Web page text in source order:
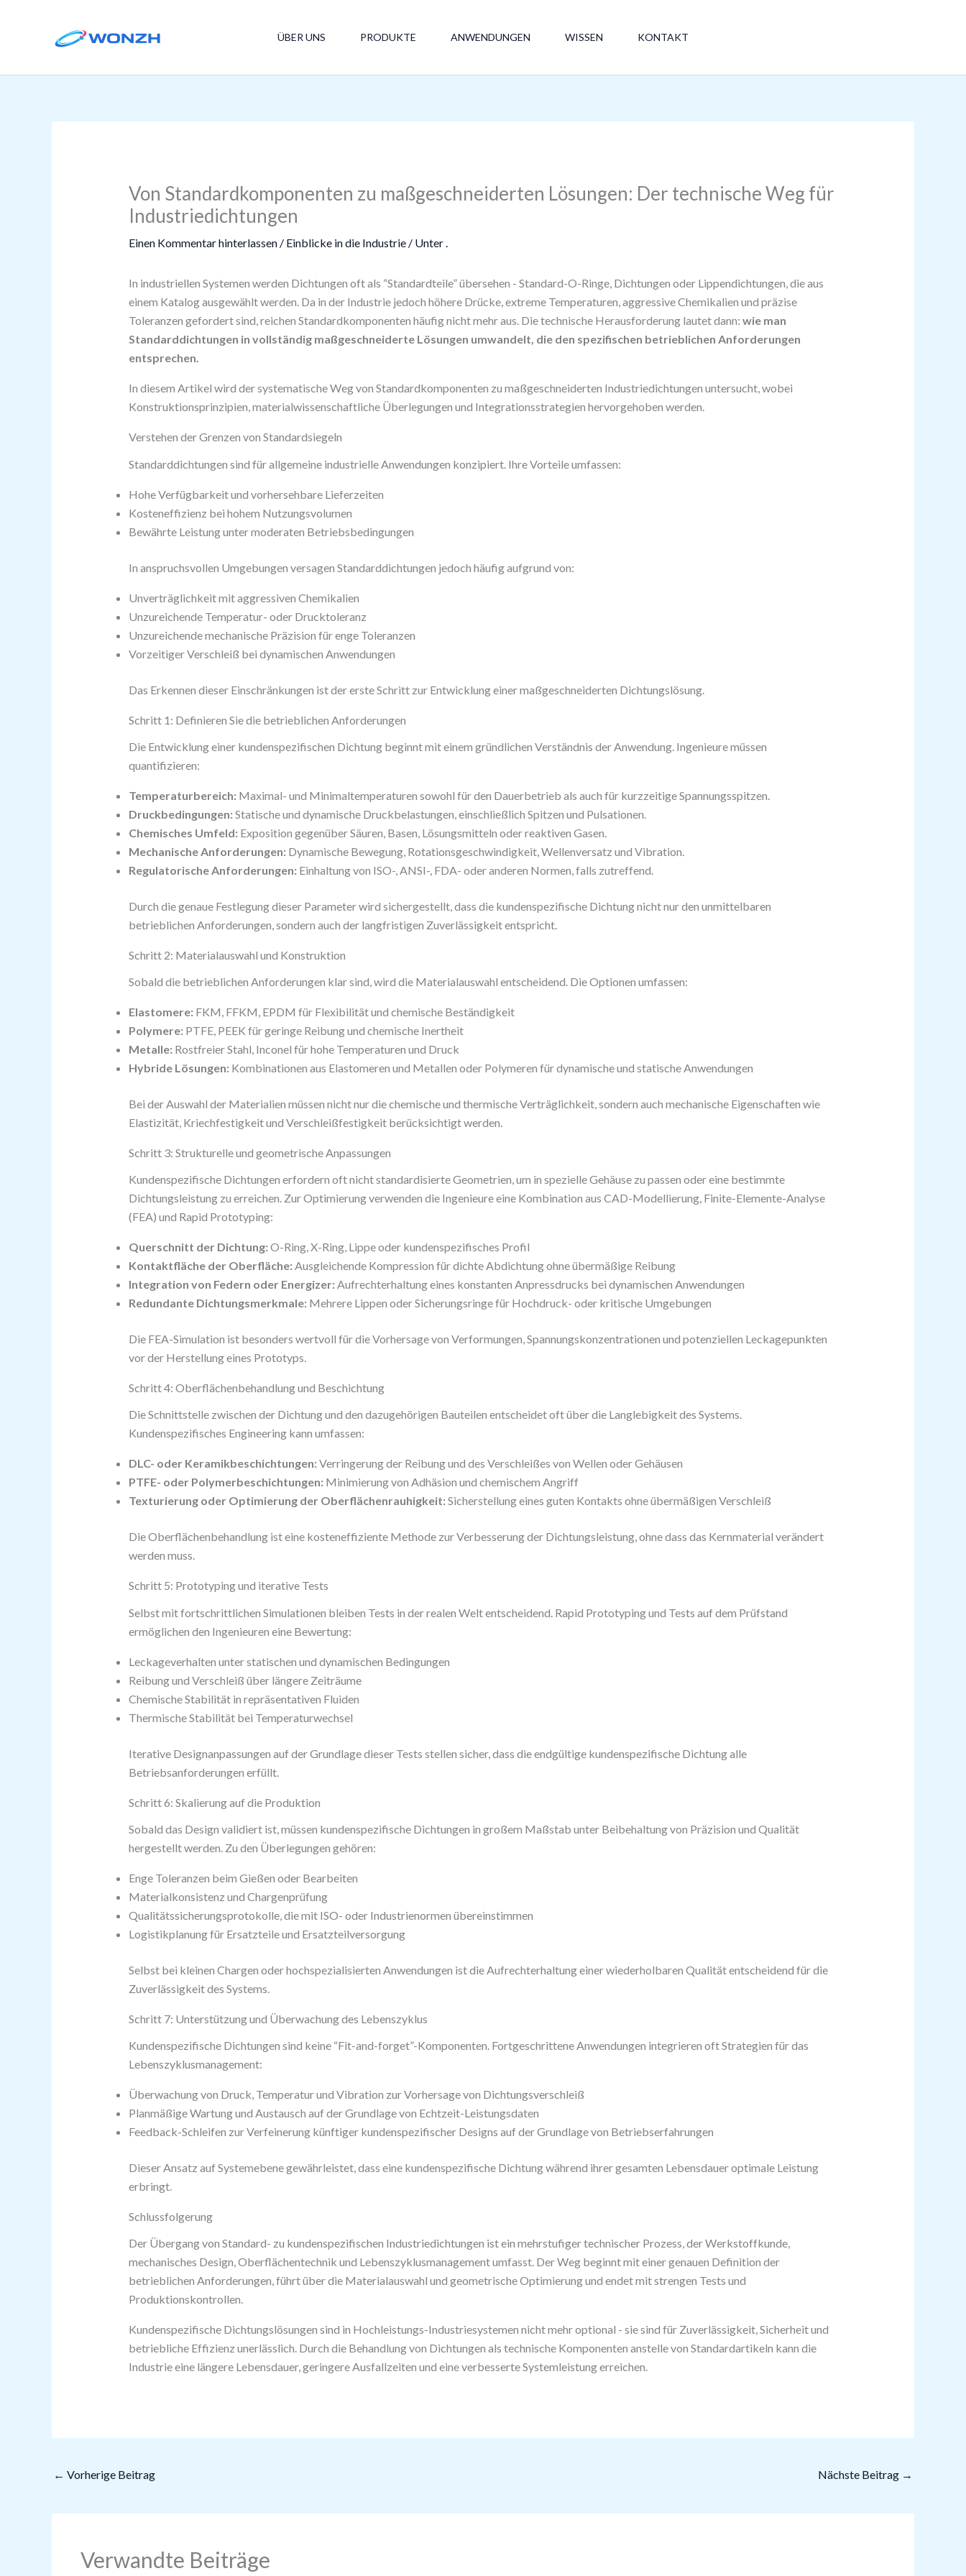
ÜBER UNS PRODUKTE ANWENDUNGEN WISSEN KONTAKT
Von Standardkomponenten zu maßgeschneiderten Lösungen: Der technische Weg für
Industriedichtungen
Einen Kommentar hinterlassen / Einblicke in die Industrie/ Unter.
In industriellen Systemen werden Dichtungen oft als “Standardteile” übersehen - Standard-O-Ringe, Dichtungen oder Lippendichtungen, die aus
einem Katalog ausgewählt werden. Da in der Industrie jedoch höhere Drücke, extreme Temperaturen, aggressive Chemikalien und präzise
Toleranzen gefordert sind, reichen Standardkomponenten häufig nicht mehr aus. Die technische Herausforderung lautet dann: wie man
Standarddichtungen in vollständig maßgeschneiderte Lösungen umwandelt, die den spezifischen betrieblichen Anforderungen
entsprechen.
In diesem Artikel wird der systematische Weg von Standardkomponenten zu maßgeschneiderten Industriedichtungen untersucht, wobei
Konstruktionsprinzipien, materialwissenschaftliche Überlegungen und Integrationsstrategien hervorgehoben werden.
Verstehen der Grenzen von Standardsiegeln
Standarddichtungen sind für allgemeine industrielle Anwendungen konzipiert. Ihre Vorteile umfassen:
Hohe Verfügbarkeit und vorhersehbare Lieferzeiten
Kosteneffizienz bei hohem Nutzungsvolumen
Bewährte Leistung unter moderaten Betriebsbedingungen
In anspruchsvollen Umgebungen versagen Standarddichtungen jedoch häufig aufgrund von:
Unverträglichkeit mit aggressiven Chemikalien
Unzureichende Temperatur- oder Drucktoleranz
Unzureichende mechanische Präzision für enge Toleranzen
Vorzeitiger Verschleiß bei dynamischen Anwendungen
Das Erkennen dieser Einschränkungen ist der erste Schritt zur Entwicklung einer maßgeschneiderten Dichtungslösung.
Schritt 1: Definieren Sie die betrieblichen Anforderungen
Die Entwicklung einer kundenspezifischen Dichtung beginnt mit einem gründlichen Verständnis der Anwendung. Ingenieure müssen
quantifizieren:
Temperaturbereich: Maximal- und Minimaltemperaturen sowohl für den Dauerbetrieb als auch für kurzzeitige Spannungsspitzen.
Druckbedingungen: Statische und dynamische Druckbelastungen, einschließlich Spitzen und Pulsationen.
Chemisches Umfeld: Exposition gegenüber Säuren, Basen, Lösungsmitteln oder reaktiven Gasen.
Mechanische Anforderungen: Dynamische Bewegung, Rotationsgeschwindigkeit, Wellenversatz und Vibration.
Regulatorische Anforderungen: Einhaltung von ISO-, ANSI-, FDA- oder anderen Normen, falls zutreffend.
Durch die genaue Festlegung dieser Parameter wird sichergestellt, dass die kundenspezifische Dichtung nicht nur den unmittelbaren
betrieblichen Anforderungen, sondern auch der langfristigen Zuverlässigkeit entspricht.
Schritt 2: Materialauswahl und Konstruktion
Sobald die betrieblichen Anforderungen klar sind, wird die Materialauswahl entscheidend. Die Optionen umfassen:
Elastomere: FKM, FFKM, EPDM für Flexibilität und chemische Beständigkeit
Polymere: PTFE, PEEK für geringe Reibung und chemische Inertheit
Metalle: Rostfreier Stahl, Inconel für hohe Temperaturen und Druck
Hybride Lösungen: Kombinationen aus Elastomeren und Metallen oder Polymeren für dynamische und statische Anwendungen
Bei der Auswahl der Materialien müssen nicht nur die chemische und thermische Verträglichkeit, sondern auch mechanische Eigenschaften wie
Elastizität, Kriechfestigkeit und Verschleißfestigkeit berücksichtigt werden.
Schritt 3: Strukturelle und geometrische Anpassungen
Kundenspezifische Dichtungen erfordern oft nicht standardisierte Geometrien, um in spezielle Gehäuse zu passen oder eine bestimmte
Dichtungsleistung zu erreichen. Zur Optimierung verwenden die Ingenieure eine Kombination aus CAD-Modellierung, Finite-Elemente-Analyse
(FEA) und Rapid Prototyping:
Querschnitt der Dichtung: O-Ring, X-Ring, Lippe oder kundenspezifisches Profil
Kontaktfläche der Oberfläche: Ausgleichende Kompression für dichte Abdichtung ohne übermäßige Reibung
Integration von Federn oder Energizer: Aufrechterhaltung eines konstanten Anpressdrucks bei dynamischen Anwendungen
Redundante Dichtungsmerkmale: Mehrere Lippen oder Sicherungsringe für Hochdruck- oder kritische Umgebungen
Die FEA-Simulation ist besonders wertvoll für die Vorhersage von Verformungen, Spannungskonzentrationen und potenziellen Leckagepunkten
vor der Herstellung eines Prototyps.
Schritt 4: Oberflächenbehandlung und Beschichtung
Die Schnittstelle zwischen der Dichtung und den dazugehörigen Bauteilen entscheidet oft über die Langlebigkeit des Systems.
Kundenspezifisches Engineering kann umfassen:
DLC- oder Keramikbeschichtungen: Verringerung der Reibung und des Verschleißes von Wellen oder Gehäusen
PTFE- oder Polymerbeschichtungen: Minimierung von Adhäsion und chemischem Angriff
Texturierung oder Optimierung der Oberflächenrauhigkeit: Sicherstellung eines guten Kontakts ohne übermäßigen Verschleiß
Die Oberflächenbehandlung ist eine kosteneffiziente Methode zur Verbesserung der Dichtungsleistung, ohne dass das Kernmaterial verändert
werden muss.
Schritt 5: Prototyping und iterative Tests
Selbst mit fortschrittlichen Simulationen bleiben Tests in der realen Welt entscheidend. Rapid Prototyping und Tests auf dem Prüfstand
ermöglichen den Ingenieuren eine Bewertung:
Leckageverhalten unter statischen und dynamischen Bedingungen
Reibung und Verschleiß über längere Zeiträume
Chemische Stabilität in repräsentativen Fluiden
Thermische Stabilität bei Temperaturwechsel
Iterative Designanpassungen auf der Grundlage dieser Tests stellen sicher, dass die endgültige kundenspezifische Dichtung alle
Betriebsanforderungen erfüllt.
Schritt 6: Skalierung auf die Produktion
Sobald das Design validiert ist, müssen kundenspezifische Dichtungen in großem Maßstab unter Beibehaltung von Präzision und Qualität
hergestellt werden. Zu den Überlegungen gehören:
Enge Toleranzen beim Gießen oder Bearbeiten
Materialkonsistenz und Chargenprüfung
Qualitätssicherungsprotokolle, die mit ISO- oder Industrienormen übereinstimmen
Logistikplanung für Ersatzteile und Ersatzteilversorgung
Selbst bei kleinen Chargen oder hochspezialisierten Anwendungen ist die Aufrechterhaltung einer wiederholbaren Qualität entscheidend für die
Zuverlässigkeit des Systems.
Schritt 7: Unterstützung und Überwachung des Lebenszyklus
Kundenspezifische Dichtungen sind keine “Fit-and-forget”-Komponenten. Fortgeschrittene Anwendungen integrieren oft Strategien für das
Lebenszyklusmanagement:
Überwachung von Druck, Temperatur und Vibration zur Vorhersage von Dichtungsverschleiß
Planmäßige Wartung und Austausch auf der Grundlage von Echtzeit-Leistungsdaten
Feedback-Schleifen zur Verfeinerung künftiger kundenspezifischer Designs auf der Grundlage von Betriebserfahrungen
Dieser Ansatz auf Systemebene gewährleistet, dass eine kundenspezifische Dichtung während ihrer gesamten Lebensdauer optimale Leistung
erbringt.
Schlussfolgerung
Der Übergang von Standard- zu kundenspezifischen Industriedichtungen ist ein mehrstufiger technischer Prozess, der Werkstoffkunde,
mechanisches Design, Oberflächentechnik und Lebenszyklusmanagement umfasst. Der Weg beginnt mit einer genauen Definition der
betrieblichen Anforderungen, führt über die Materialauswahl und geometrische Optimierung und endet mit strengen Tests und
Produktionskontrollen.
Kundenspezifische Dichtungslösungen sind in Hochleistungs-Industriesystemen nicht mehr optional - sie sind für Zuverlässigkeit, Sicherheit und
betriebliche Effizienz unerlässlich. Durch die Behandlung von Dichtungen als technische Komponenten anstelle von Standardartikeln kann die
Industrie eine längere Lebensdauer, geringere Ausfallzeiten und eine verbesserte Systemleistung erreichen.
← Vorherige Beitrag Nächste Beitrag →
Verwandte Beiträge